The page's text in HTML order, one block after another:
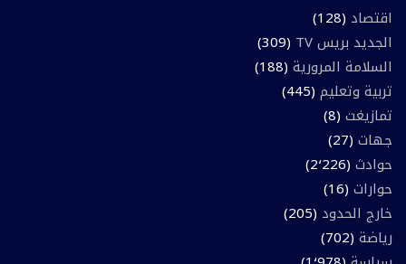
اقتصاد (128)
الجديد بريس TV
(309)
السلامة المرورية (188)
تربية وتعليم (445)
تمازيغت (8)
جهات (27)
حوادث (2٬226)
حوارات (16)
خارج الحدود (205)
رياضة (702)